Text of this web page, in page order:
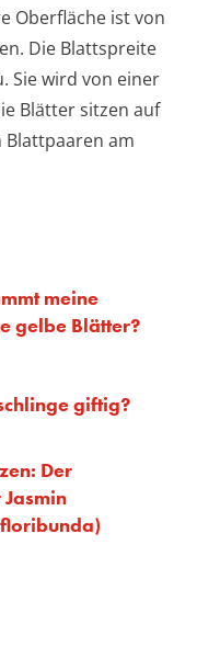
Oberfläche ist von
Die Blattspreite
Sie wird von einer
Blätter sitzen auf
Blattpaaren am
meine
gelbe Blätter?
giftig?
Der